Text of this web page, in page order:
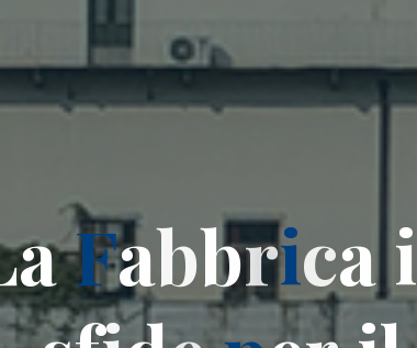
aFabbrica i